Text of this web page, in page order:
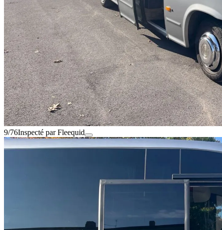
9/76Inspecté par Fleequid